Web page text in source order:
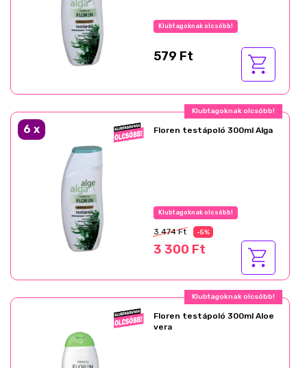
Klubtagoknak olcsóbb!
579 Ft
Klubtagoknak olcsóbb!
6 x Floren testápoló 300ml Alga
Klubtagoknak olcsóbb!
3 474 Ft -5%
3 300 Ft
Klubtagoknak olcsóbb!
Floren testápoló 300ml Aloe
vera